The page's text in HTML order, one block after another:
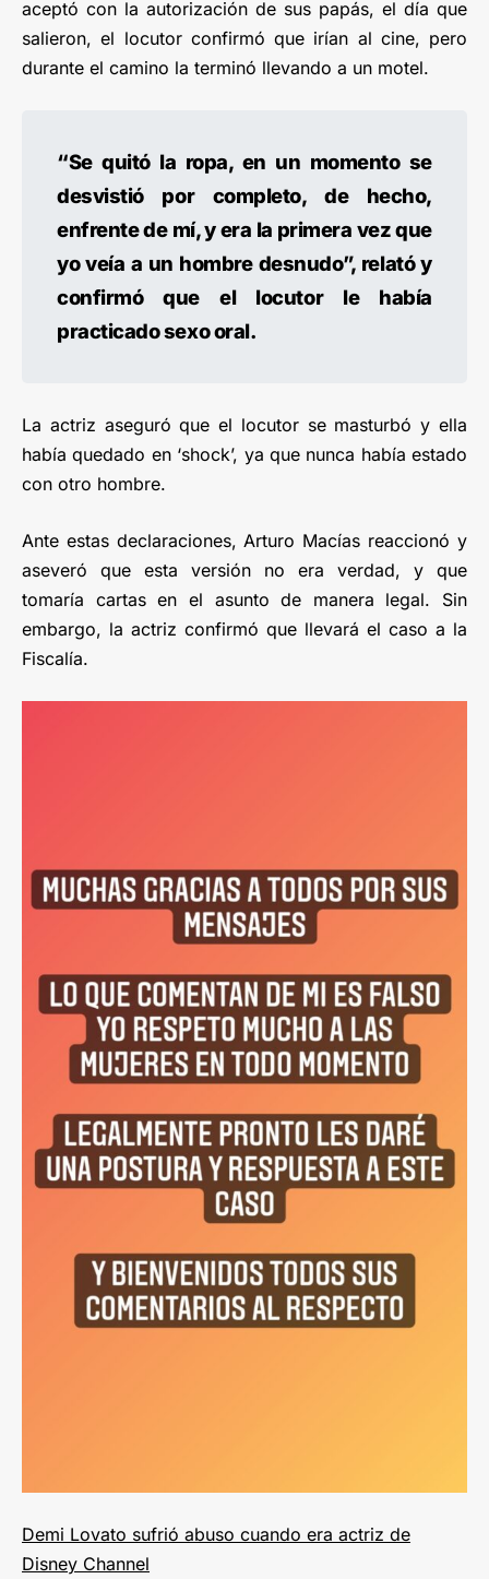
aceptó con la autorización de sus papás, el día que
salieron, el locutor confirmó que irían al cine, pero
durante el camino la terminó llevando a un motel.
“Se quitó la ropa, en un momento se
desvistió por completo, de hecho,
enfrente de mí, y era la primera vez que
yo veía a un hombre desnudo”, relató y
confirmó que el locutor le había
practicado sexo oral.
La actriz aseguró que el locutor se masturbó y ella
había quedado en ‘shock’, ya que nunca había estado
con otro hombre.
Ante estas declaraciones, Arturo Macías reaccionó y
aseveró que esta versión no era verdad, y que
tomaría cartas en el asunto de manera legal. Sin
embargo, la actriz confirmó que llevará el caso a la
Fiscalía.
Demi Lovato sufrió abuso cuando era actriz de
Disney Channel